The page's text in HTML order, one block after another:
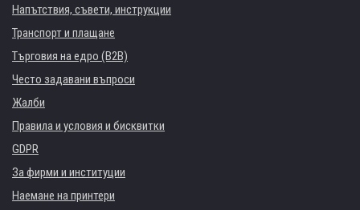
Напътствия, съвети, инструкции
Транспорт и плащане
Търговия на едро (B2B)
Често задавани въпроси
Жалби
Правила и условия и бисквитки
GDPR
За фирми и институции
Наемане на принтери